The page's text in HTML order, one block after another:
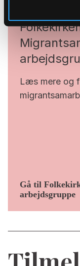
Læs mere og
Gå til
arbejdsgruppe